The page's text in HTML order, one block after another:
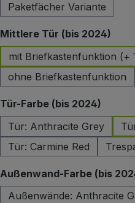
Paketfächer Variante
Mittlere Tür (bis 2024)
mit Briefkastenfunktion (+
ohne Briefkastenfunktion
Tür-Farbe (bis 2024)
Tür: Anthracite Grey
Tür: Carmine Red
Außenwand-Farbe (bis
Außenwände: Anthracite